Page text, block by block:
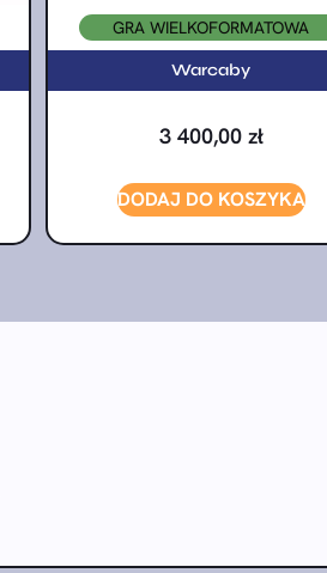
GRA WIELKOFORMATOWA
Warcaby
3 400,00 zł
DODAJ DO KOSZYKA